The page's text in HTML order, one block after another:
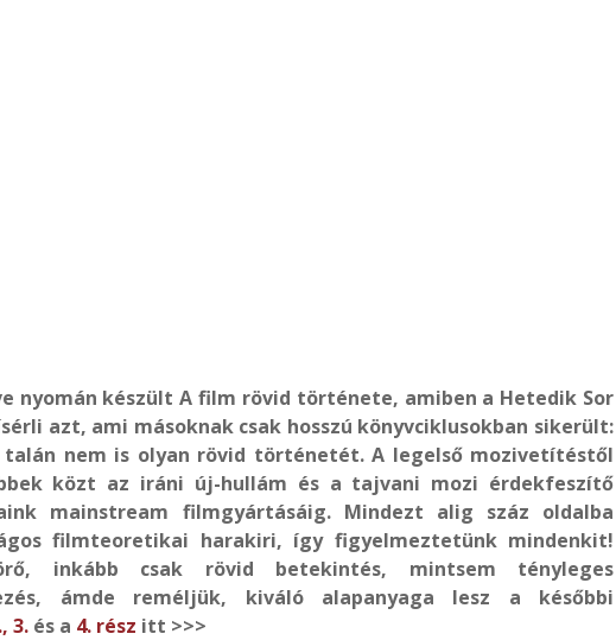
nyomán készült A film rövid története, amiben a Hetedik Sor
azt, ami másoknak csak hosszú könyvciklusokban sikerült:
nem is olyan rövid történetét. A legelső mozivetítéstől
közt az iráni új-hullám és a tajvani mozi érdekfeszítő
mainstream filmgyártásáig. Mindezt alig száz oldalba
filmteoretikai harakiri, így figyelmeztetünk mindenkit!
inkább csak rövid betekintés, mintsem tényleges
ámde reméljük, kiváló alapanyaga lesz a későbbi
3. és a 4. rész itt >>>